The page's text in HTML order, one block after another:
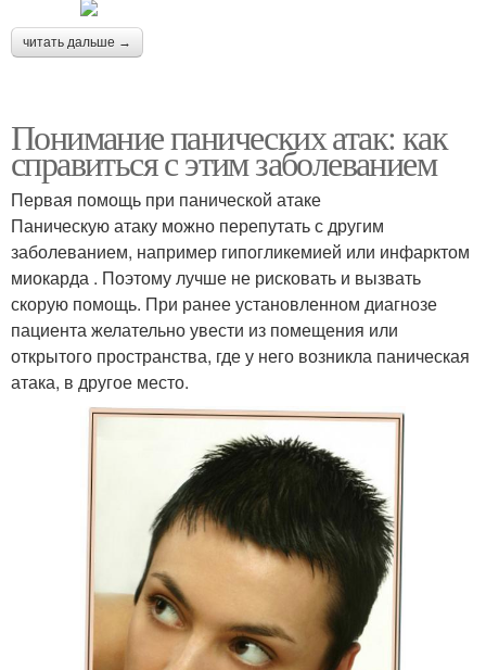
читать дальше →
Понимание панических атак: как
справиться с этим заболеванием
Первая помощь при панической атаке
Паническую атаку можно перепутать с другим
заболеванием, например гипогликемией или инфарктом
миокарда . Поэтому лучше не рисковать и вызвать
скорую помощь. При ранее установленном диагнозе
пациента желательно увести из помещения или
открытого пространства, где у него возникла паническая
атака, в другое место.